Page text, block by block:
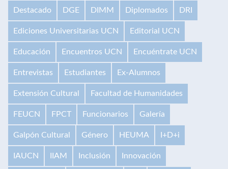
Destacado DGE DIMM Diplomados DRI
Ediciones Universitarias UCN Editorial UCN
Educación Encuentros UCN Encuéntrate UCN
Entrevistas Estudiantes Ex-Alumnos
Extensión Cultural Facultad de Humanidades
FEUCN FPCT Funcionarios Galería
Galpón Cultural Género HEUMA I+D+i
IAUCN IIAM Inclusión Innovación